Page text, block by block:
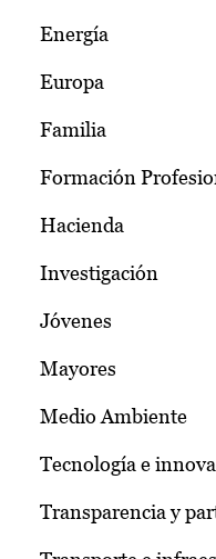
Energía
Europa
Familia
Formación
Hacienda
Investigación
Jóvenes
Mayores
Medio Ambiente
Tecnología e
Transparencia y